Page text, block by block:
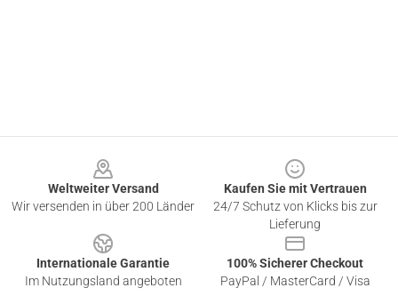
Weltweiter Versand
Wir versenden in über 200 Länder
Kaufen Sie mit Vertrauen
24/7 Schutz von Klicks bis zur
Lieferung
Internationale Garantie
Im Nutzungsland angeboten
100% Sicherer Checkout
PayPal / MasterCard / Visa